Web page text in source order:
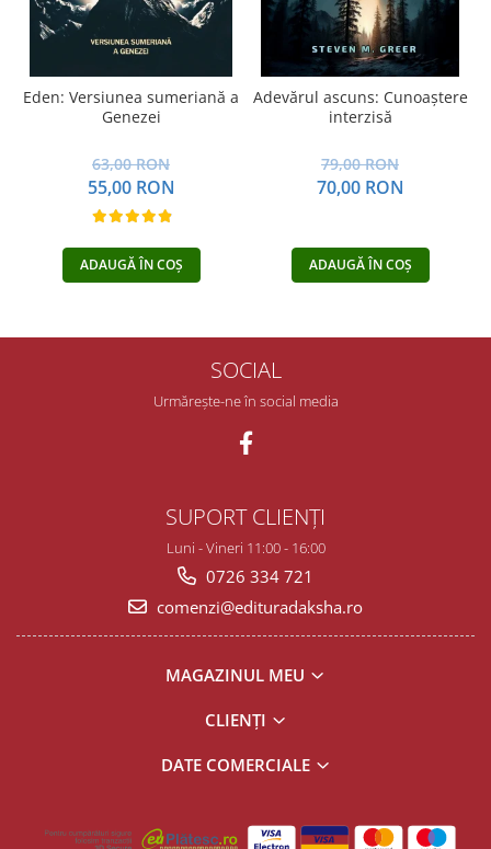
Eden: Versiunea sumeriană a
Genezei
63,00 RON
55,00 RON
ADAUGĂ ÎN COȘ
Adevărul ascuns: Cunoaștere
interzisă
79,00 RON
70,00 RON
ADAUGĂ ÎN COȘ
SOCIAL
Urmărește-ne în social media
SUPORT CLIENȚI
Luni - Vineri 11:00 - 16:00
0726 334 721
comenzi@edituradaksha.ro
MAGAZINUL MEU
CLIENȚI
DATE COMERCIALE